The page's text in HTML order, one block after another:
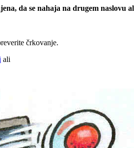
da se nahaja na drugem naslovu
črkovanje.
ali